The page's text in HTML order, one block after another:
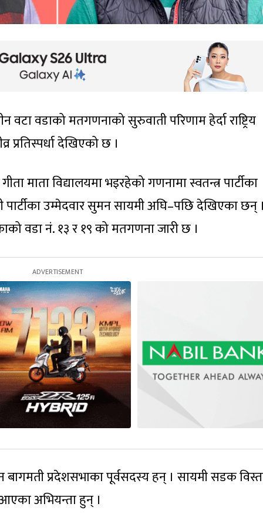
वटा वडाको मतगणनाको सुरुवाती परिणाम हेर्दा राष्ट्रिय
प्रतिस्पर्धा देखिएको छ ।
माता विद्यालयमा भइरहेको गणनामा स्वतन्त्र पार्टीका
पार्टीका उम्मेदवार सुमन सायमी अघि–पछि देखिएका छन्
वडा नं. १३ र १९ को मतगणना जारी छ ।
बागमती प्रदेशसभाका पूर्वसदस्य हन् । सायमी सडक
अभियन्ता हुन् ।